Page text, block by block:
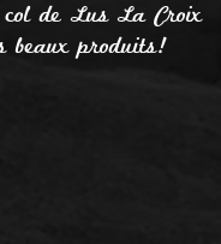
col de Lus La Croix
beaux produits!